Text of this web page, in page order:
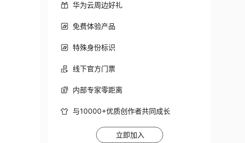
华为云周边好礼
免费体验产品
特殊身份标识
线下官方门票
内部专家零距离
与10000+优质创作者共同成长
立即加入